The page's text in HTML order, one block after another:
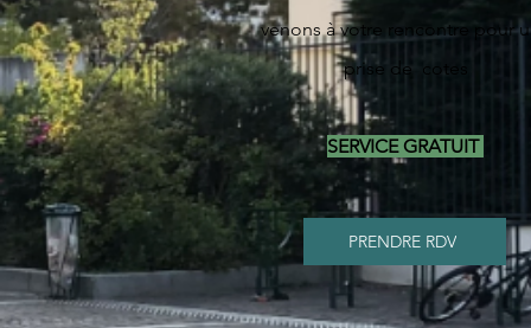
venons à votre rencontre pour
prise de cotes
SERVICE GRATUIT
PRENDRE RDV